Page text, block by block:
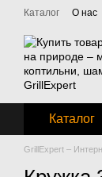
Перейти к
Каталог О нас
Каталог
GrillExpert –